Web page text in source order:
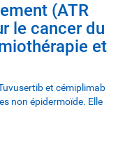
(ATR
le cancer du
et
et cémiplimab
non épidermoïde. Elle